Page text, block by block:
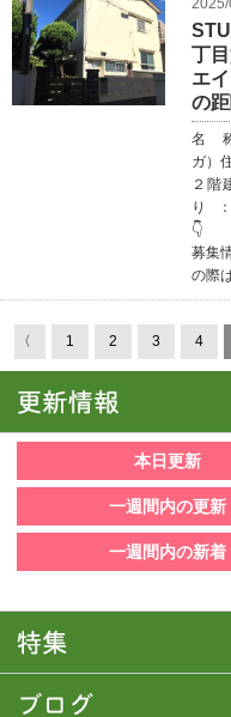
丁
エ
の
名
ガ）
２階
り
👇
募集
の際
〈 1 2 3 4
本日更新
一週間内の更新
一週間内の新着